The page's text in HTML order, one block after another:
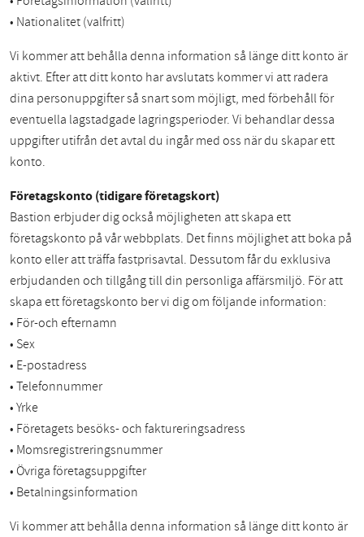
• Nationalitet (valfritt)
Vi kommer att behålla denna information så länge ditt konto är
aktivt. Efter att ditt konto har avslutats kommer vi att radera
dina personuppgifter så snart som möjligt, med förbehåll för
eventuella lagstadgade lagringsperioder. Vi behandlar dessa
uppgifter utifrån det avtal du ingår med oss när du skapar ett
konto.
Företagskonto (tidigare företagskort)
Bastion erbjuder dig också möjligheten att skapa ett
företagskonto på vår webbplats. Det finns möjlighet att boka på
konto eller att träffa fastprisavtal. Dessutom får du exklusiva
erbjudanden och tillgång till din personliga affärsmiljö. För att
skapa ett företagskonto ber vi dig om följande information:
• För-och efternamn
• Sex
• E-postadress
• Telefonnummer
• Yrke
• Företagets besöks- och faktureringsadress
• Momsregistreringsnummer
• Övriga företagsuppgifter
• Betalningsinformation
Vi kommer att behålla denna information så länge ditt konto är